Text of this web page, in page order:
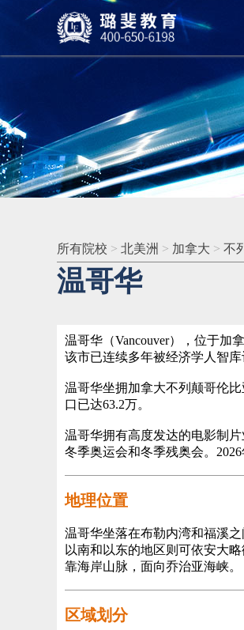
所有院校 > 北美洲 > 加拿大 > 不
温哥华
温哥华（Vancouver），位于加
该市已连续多年被经济学人智库
温哥华坐拥加拿大不列颠哥伦
口已达63.2万。
温哥华拥有高度发达的电影制
冬季奥运会和冬季残奥会。
地理位置
温哥华坐落在布勒内湾和福溪之
以南和以东的地区则可依安大
靠海岸山脉，面向乔治亚海峡。
区域划分